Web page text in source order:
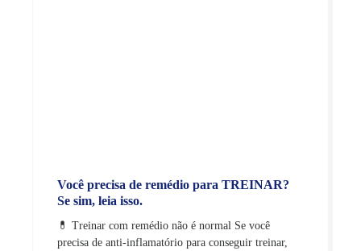
Você precisa de remédio para TREINAR?
Se sim, leia isso.
💊 Treinar com remédio não é normal Se você
precisa de anti-inflamatório para conseguir treinar,